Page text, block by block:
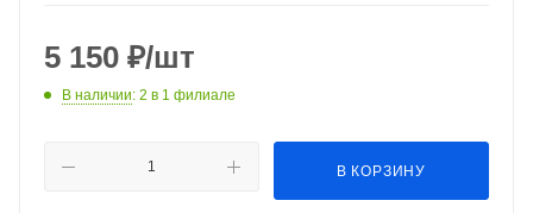
5 150 ₽/шт
В наличии: 2 в 1 филиале
В КОРЗИНУ